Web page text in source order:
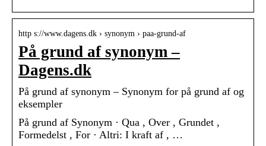
http s://www.dagens.dk › synonym › paa-grund-af
På grund af synonym –
Dagens.dk
På grund af synonym – Synonym for på grund af og
eksempler
På grund af Synonym · Qua , Over , Grundet ,
Formedelst , For · Altri: I kraft af , …